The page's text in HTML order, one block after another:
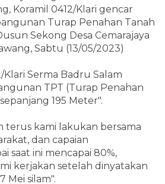
Koramil 0412/Klari gencar
Turap Penahan Tanah
Sekong Desa Cemarajaya
Sabtu (13/05/2023)
Serma Badru Salam
TPT (Turap Penahan
195 Meter".
terus kami lakukan bersama
dan capaian
saat ini mencapai 80%,
kerjakan setelah dinyatakan
Mei silam".